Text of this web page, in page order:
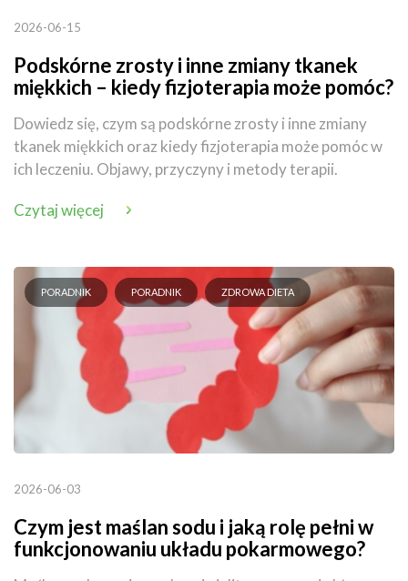
2026-06-15
Podskórne zrosty i inne zmiany tkanek
miękkich – kiedy fizjoterapia może pomóc?
Dowiedz się, czym są podskórne zrosty i inne zmiany
tkanek miękkich oraz kiedy fizjoterapia może pomóc w
ich leczeniu. Objawy, przyczyny i metody terapii.
Czytaj więcej
PORADNIK PORADNIK ZDROWA DIETA
2026-06-03
Czym jest maślan sodu i jaką rolę pełni w
funkcjonowaniu układu pokarmowego?